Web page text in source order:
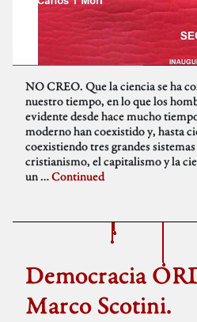
NO CREO. Que la ciencia se ha
nuestro tiempo, en lo que los
evidente desde hace mucho
moderno han coexistido y, hasta
coexistiendo tres grandes
cristianismo, el capitalismo y la
un …Continued
Democracia
Marco Scotini.